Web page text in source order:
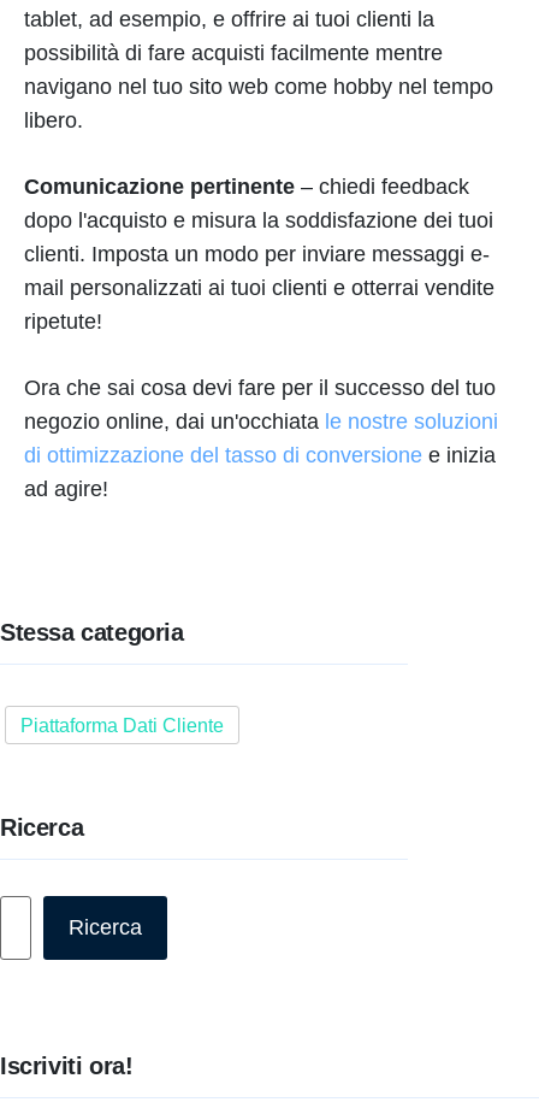
tablet, ad esempio, e offrire ai tuoi clienti la
possibilità di fare acquisti facilmente mentre
navigano nel tuo sito web come hobby nel tempo
libero.
Comunicazione pertinente – chiedi feedback
dopo l'acquisto e misura la soddisfazione dei tuoi
clienti. Imposta un modo per inviare messaggi e-
mail personalizzati ai tuoi clienti e otterrai vendite
ripetute!
Ora che sai cosa devi fare per il successo del tuo
negozio online, dai un'occhiata le nostre soluzioni
di ottimizzazione del tasso di conversione e inizia
ad agire!
Stessa categoria
Piattaforma Dati Cliente
Ricerca
Ricerca
Iscriviti ora!